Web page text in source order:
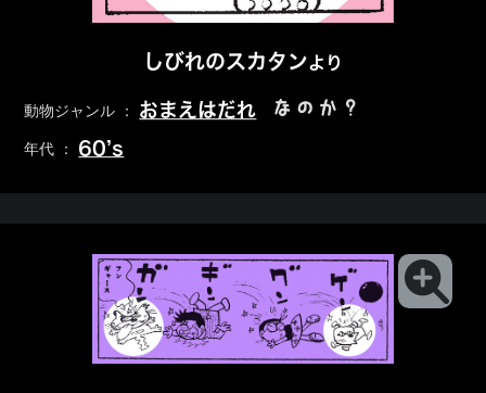
しびれのスカタンより
動物ジャンル ： おまえはだれ なのか？
年代 ： 60’s